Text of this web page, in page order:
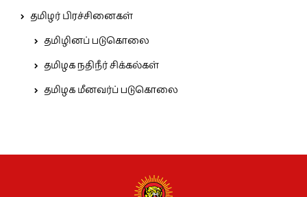
தமிழர் பிரச்சினைகள்
தமிழினப் படுகொலை
தமிழக நதிநீர் சிக்கல்கள்
தமிழக மீனவர்ப் படுகொலை